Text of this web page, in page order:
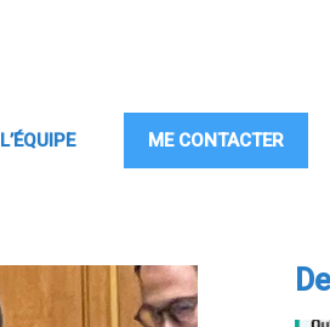
L’ÉQUIPE ME CONTACTER